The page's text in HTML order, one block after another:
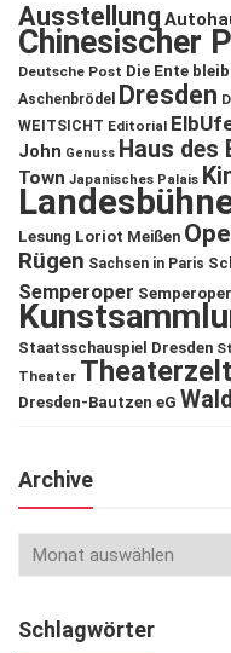
Ausstellung
Chinesischer
Deutsche Post Die Ente
Aschenbrödel
Dresden
WEITSICHT Editorial
John Genuss Haus des
Town Japanisches Palais
Lesung Loriot Meißen
Rügen Sachsen in Paris
Semperoper
Staatsschauspiel Dresden
Theater
Dresden-Bautzen eG
Archive
Schlagwörter